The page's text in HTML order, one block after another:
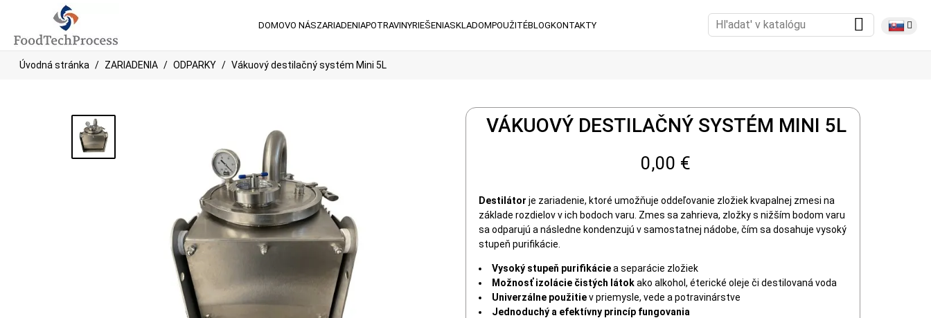
DOMOVO NÁSZARIADENIAPOTRAVINYRIEŠENIASKLADOMPOUŽITÉBLOGKONTAKTY
Úvodná stránka ZARIADENIA ODPARKY Vákuový destilačný systém Mini 5L
VÁKUOVÝ DESTILAČNÝ SYSTÉM MINI 5L
0,00 €
Destilátor je zariadenie, ktoré umožňuje oddeľovanie zložiek kvapalnej zmesi na
základe rozdielov v ich bodoch varu. Zmes sa zahrieva, zložky s nižším bodom varu
sa odparujú a následne kondenzujú v samostatnej nádobe, čím sa dosahuje vysoký
stupeň purifikácie.
Vysoký stupeň purifikáciea separácie zložiek
Možnosť izolácie čistých látokako alkohol, éterické oleje či destilovaná voda
Univerzálne použitiev priemysle, vede a potravinárstve
Jednoduchý a efektívny princíp fungovania